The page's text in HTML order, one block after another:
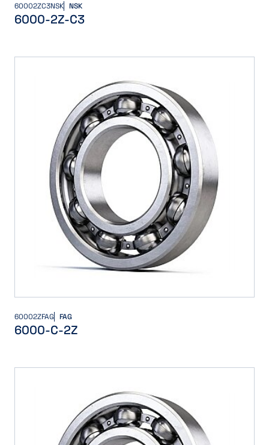
60002ZC3NSK NSK
6000-2Z-C3
60002ZFAG FAG
6000-C-2Z